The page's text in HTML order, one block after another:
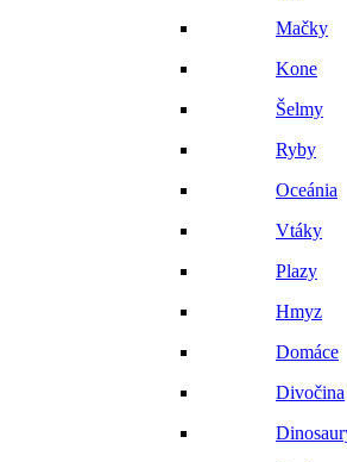
Mačky
Kone
Šelmy
Ryby
Oceánia
Vtáky
Plazy
Hmyz
Domáce
Divočina